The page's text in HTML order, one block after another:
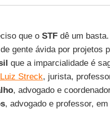
que o STFdê um basta.
gente ávida por projetos
que a imparcialidade é
Streck, jurista,
, advogado e
, advogado e professor,